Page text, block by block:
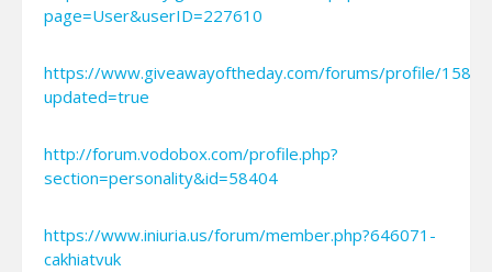
page=User&userID=227610
https://www.giveawayoftheday.com/forums/profile/
updated=true
http://forum.vodobox.com/profile.php?
section=personality&id=58404
https://www.iniuria.us/forum/member.php?646071-
cakhiatvuk